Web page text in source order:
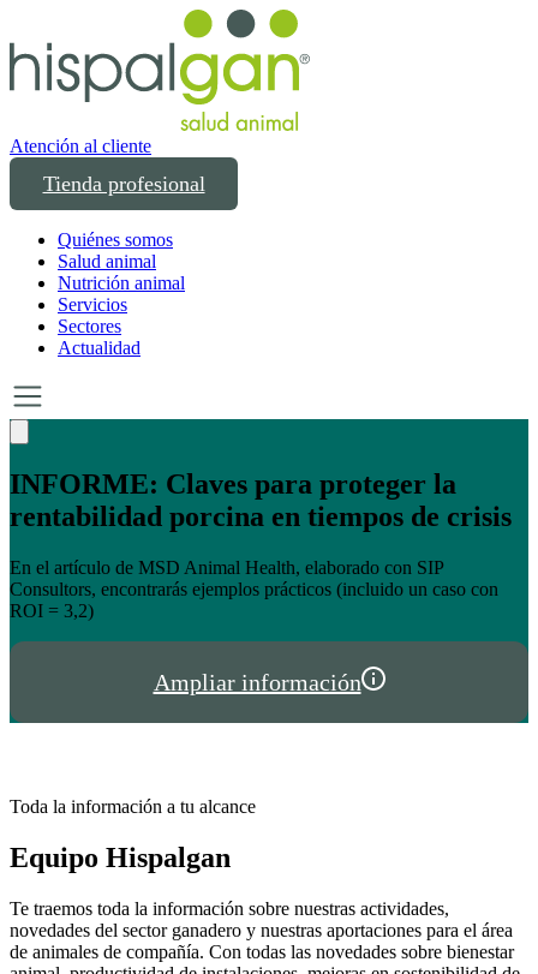
Atención al cliente
Tienda profesional
Quiénes somos
Salud animal
Nutrición animal
Servicios
Sectores
Actualidad
Un año transformando las compras
profesionales en salud y bienestar animal:
Un año creciendo junto a los profesionales del sector animal en
España y Portugal
Ampliar información
Toda la información a tu alcance
Equipo Hispalgan
Te traemos toda la información sobre nuestras actividades,
novedades del sector ganadero y nuestras aportaciones para el área
de animales de compañía. Con todas las novedades sobre bienestar